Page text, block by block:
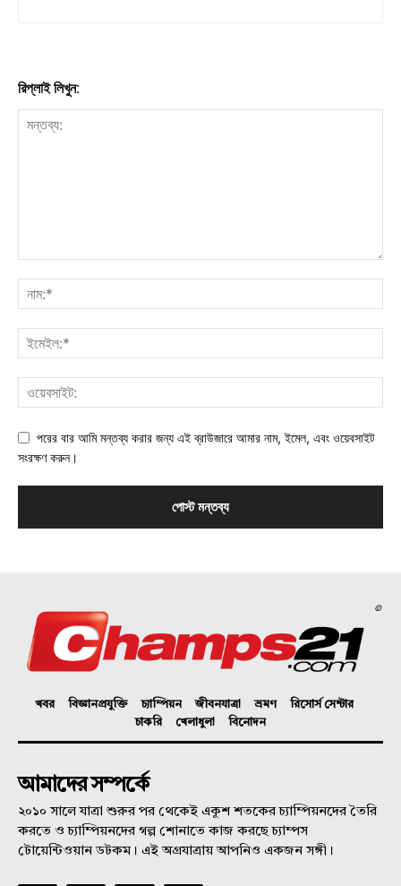
রিপ্লাই লিখুন:
পরের বার আমি মন্তব্য করার জন্য এই ব্রাউজারে আমার নাম, ইমেল, এবং ওয়েবসাইট
সংরক্ষণ করুন।
©
খবর বিজ্ঞানপ্রযুক্তি চ্যাম্পিয়ন জীবনযাত্রা ভ্রমণ
রিসোর্স সেন্টার
চাকরি
খেলাধুলা বিনোদন
আমাদের সম্পর্কে
২০১০ সালে যাত্রা শুরুর পর থেকেই একুশ শতকের চ্যাম্পিয়নদের তৈরি
করতে ও চ্যাম্পিয়নদের গল্প শোনাতে কাজ করছে চ্যাম্পস
টোয়েন্টিওয়ান ডটকম। এই অগ্রযাত্রায় আপনিও একজন সঙ্গী।